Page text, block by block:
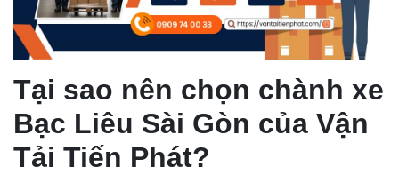
Tại sao nên chọn chành xe
Bạc Liêu Sài Gòn của Vận
Tải Tiến Phát?